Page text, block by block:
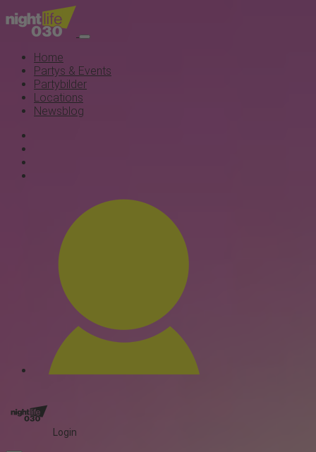
Home
Partys & Events
Partybilder
Locations
Newsblog
Login